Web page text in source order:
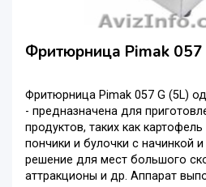
Фритюрница Pimak 057
Фритюрница Pimak 057 G (5L)
- предназначена для
продуктов, таких как
пончики и булочки с начинкой
решение для мест большого
аттракционы и др. Аппарат